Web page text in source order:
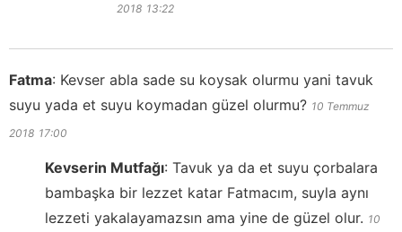
2018 13:22
Fatma: Kevser abla sade su koysak olurmu yani tavuk
suyu yada et suyu koymadan güzel olurmu? 10 Temmuz
2018 17:00
Kevserin Mutfağı: Tavuk ya da et suyu çorbalara
bambaşka bir lezzet katar Fatmacım, suyla aynı
lezzeti yakalayamazsın ama yine de güzel olur. 10